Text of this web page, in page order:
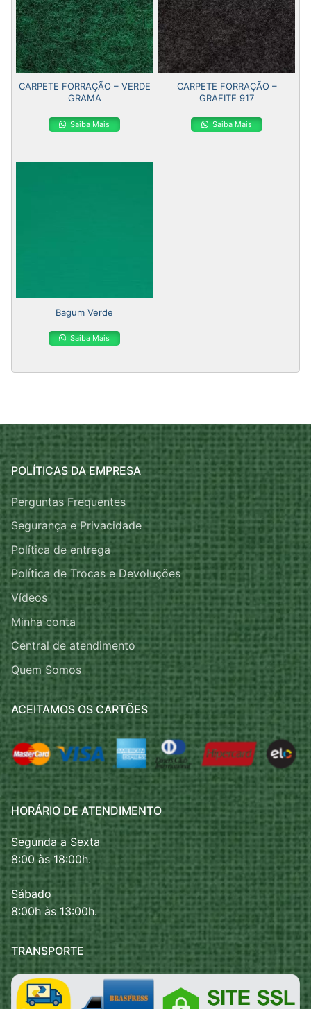
CARPETE FORRAÇÃO – VERDE
GRAMA
Saiba Mais
CARPETE FORRAÇÃO –
GRAFITE 917
Saiba Mais
Bagum Verde
Saiba Mais
POLÍTICAS DA EMPRESA
Perguntas Frequentes
Segurança e Privacidade
Política de entrega
Política de Trocas e Devoluções
Vídeos
Minha conta
Central de atendimento
Quem Somos
ACEITAMOS OS CARTÕES
HORÁRIO DE ATENDIMENTO
Segunda a Sexta
8:00 às 18:00h.
Sábado
8:00h às 13:00h.
TRANSPORTE